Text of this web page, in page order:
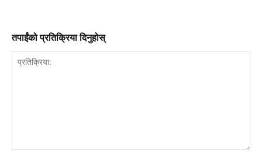
तपाईंको प्रतिक्रिया दिनुहोस्